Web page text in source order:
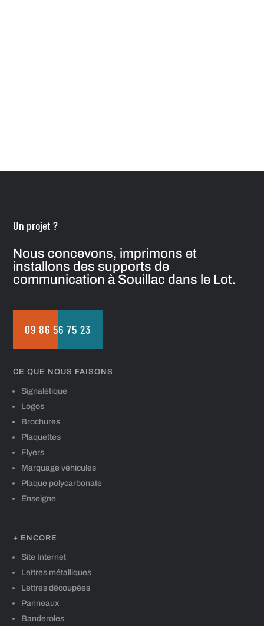
Un projet ?
Nous concevons, imprimons et
installons des supports de
communication à Souillac dans le Lot.
09 86 56 75 23
CE QUE NOUS FAISONS
Signalétique
Logos
Brochures
Plaquettes
Flyers
Marquage véhicules
Plaque polycarbonate
Enseigne
+ ENCORE
Site Internet
Lettres métalliques
Lettres découpées
Panneaux
Banderoles